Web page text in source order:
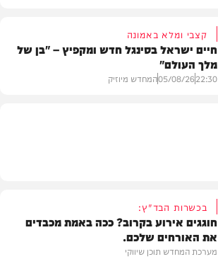
קצבי ומלא באמונה
חיים ישראל בסינגל חדש ומקפיץ – "בן של
מלך העולם"
22:30
05/08/26המחדש מיוזיק
בכשרות הבד"ץ:
חוגגים אירוע בקרוב? ככה באמת מכבדים
את האורחים שלכם.
מערכת המחדש תוכן שיווקי